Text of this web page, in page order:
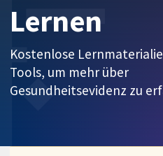
Lernen
Kostenlose
Tools, um mehr über
Gesundheitsevidenz zu